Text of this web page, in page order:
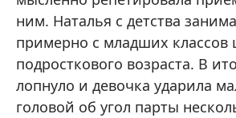
ним. Наталья с детства
примерно с младших
подросткового возраста. В
лопнуло и девочка ударила
головой об угол парты